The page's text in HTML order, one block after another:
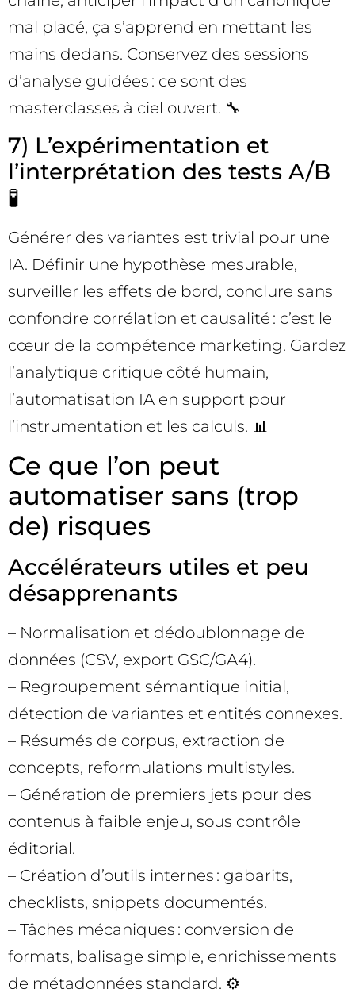
mal placé, ça s’apprend en mettant les
mains dedans. Conservez des sessions
d’analyse guidées : ce sont des
masterclasses à ciel ouvert. 🔧
7) L’expérimentation et
l’interprétation des tests A/B
🧪
Générer des variantes est trivial pour une
IA. Définir une hypothèse mesurable,
surveiller les effets de bord, conclure sans
confondre corrélation et causalité : c’est le
cœur de la compétence marketing. Gardez
l’analytique critique côté humain,
l’automatisation IA en support pour
l’instrumentation et les calculs. 📊
Ce que l’on peut
automatiser sans (trop
de) risques
Accélérateurs utiles et peu
désapprenants
– Normalisation et dédoublonnage de
données (CSV, export GSC/GA4).
– Regroupement sémantique initial,
détection de variantes et entités connexes.
– Résumés de corpus, extraction de
concepts, reformulations multistyles.
– Génération de premiers jets pour des
contenus à faible enjeu, sous contrôle
éditorial.
– Création d’outils internes : gabarits,
checklists, snippets documentés.
– Tâches mécaniques : conversion de
formats, balisage simple, enrichissements
de métadonnées standard. ⚙️